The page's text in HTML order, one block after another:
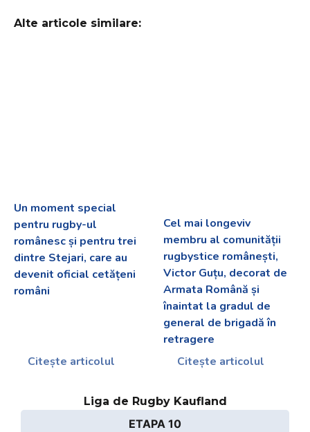
Alte articole similare:
Un moment special
pentru rugby-ul
românesc și pentru trei
dintre Stejari, care au
devenit oficial cetățeni
români
Citește articolul
Cel mai longeviv
membru al comunității
rugbystice românești,
Victor Guțu, decorat de
Armata Română și
înaintat la gradul de
general de brigadă în
retragere
Citește articolul
Liga de Rugby Kaufland
ETAPA 10